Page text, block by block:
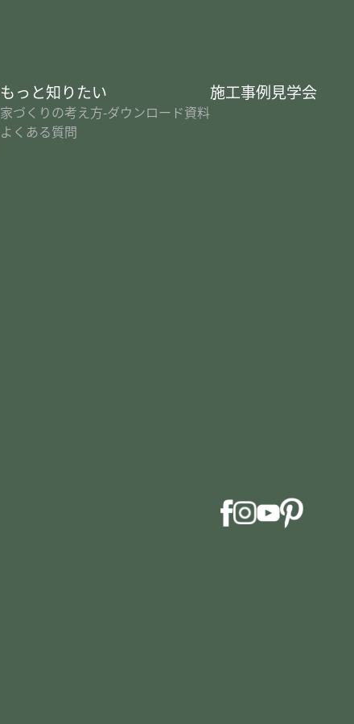
もっと知りたい
家づくりの考え方-ダウンロード資料
よくある質問
施工事例見学会